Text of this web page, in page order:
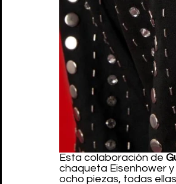
Esta colaboración de
chaqueta Eisenhower
ocho piezas, todas